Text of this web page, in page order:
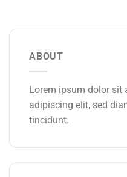
ABOUT
Lorem ipsum dolor sit
adipiscing elit, sed
tincidunt.